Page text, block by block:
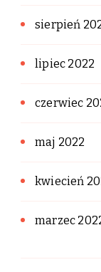
sierpień
lipiec 2022
czerwiec
maj 2022
kwiecień
marzec